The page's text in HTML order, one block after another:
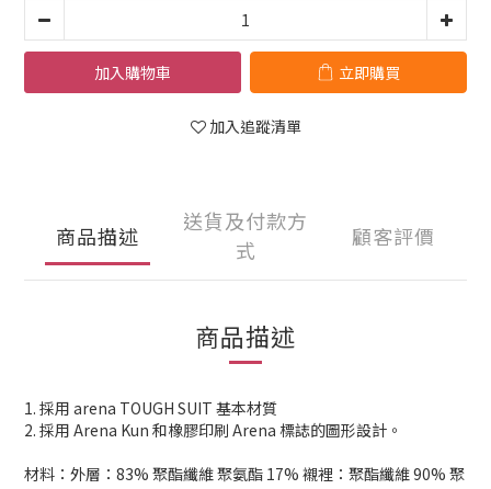
加入購物車 立即購買
加入追蹤清單
商品描述
送貨及付款方
式
顧客評價
商品描述
1. 採用 arena TOUGH SUIT 基本材質
2. 採用 Arena Kun 和橡膠印刷 Arena 標誌的圖形設計。
材料：外層：83% 聚酯纖維 聚氨酯 17% 襯裡：聚酯纖維 90% 聚